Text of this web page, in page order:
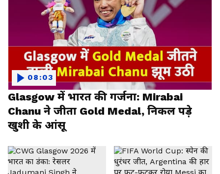
Glasgow में भारत की गर्जना: Mirabai
Chanu ने जीता Gold Medal, निकल पड़े
खुशी के आंसू
08:03